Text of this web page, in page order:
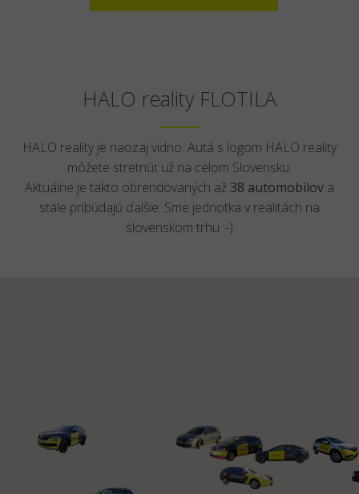
HALO reality FLOTILA
HALO reality je naozaj vidno. Autá s logom HALO reality
môžete stretnúť už na celom Slovensku.
Aktuálne je takto obrendovaných až 38 automobilova
stále pribúdajú ďalšie. Sme jednotka v realitách na
slovenskom trhu :-)